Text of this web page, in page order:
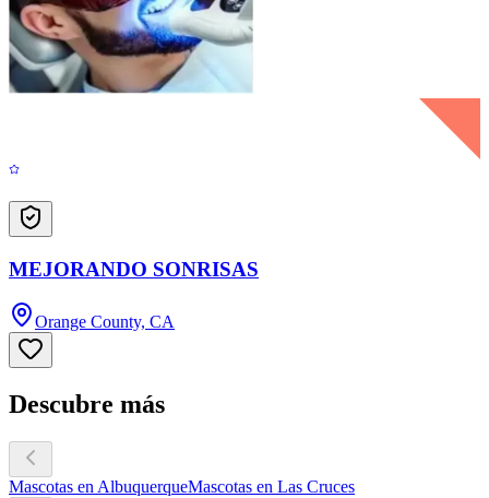
MEJORANDO SONRISAS
Orange County, CA
Descubre más
Mascotas en AlbuquerqueMascotas en Las Cruces